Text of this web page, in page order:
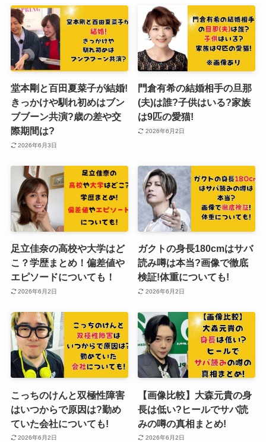
堂本剛と百田夏菜子が結婚!
きっかけや馴れ初めはブン
ブブーン共演?歳の差や交
際期間は?
2026年6月3日
門倉有希の結婚相手の旦那
(夫)は誰?子供はいる?家族
は9匹の愛猫!
2026年6月2日
足立佳奈の高校や大学はど
こ？学歴まとめ！偏差値や
エピソードについても！
2026年6月2日
ガクトの身長180cmはサバ
読み噂は本当?画像で徹底
検証!体重についても!
2026年6月2日
こっちのけんと双極性障害
はいつからで原因は?勤め
ていた会社についても!
2026年6月2日
【画像比較】大森元貴の身
長は低い?ヒールでサバ読
みの噂の真相まとめ!
2026年6月2日